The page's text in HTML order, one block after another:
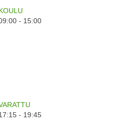
- 15:00
- 19:45